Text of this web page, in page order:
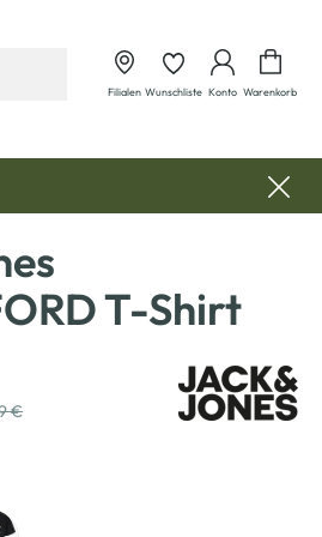
Filialen Wunschliste Konto Warenkorb
T-Shirt
€